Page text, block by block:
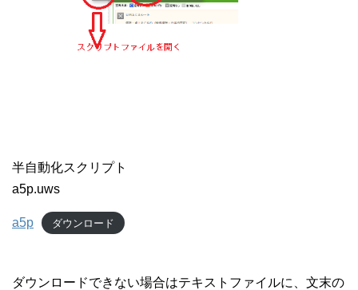
半自動化スクリプト
a5p.uws
a5p ダウンロード
ダウンロードできない場合はテキストファイルに、文末の